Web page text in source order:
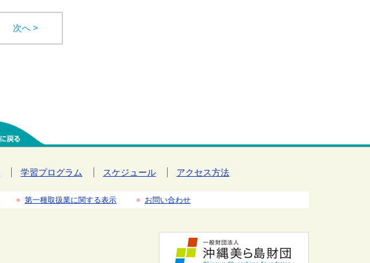
次へ >
学習プログラム スケジュール アクセス方法
第一種取扱業に関する表示 お問い合わせ